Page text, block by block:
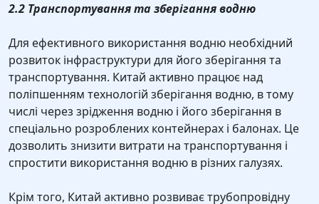
2.2 Транспортування та зберігання водню
Для ефективного використання водню необхідний
розвиток інфраструктури для його зберігання та
транспортування. Китай активно працює над
поліпшенням технологій зберігання водню, в тому
числі через зрідження водню і його зберігання в
спеціально розроблених контейнерах і балонах. Це
дозволить знизити витрати на транспортування і
спростити використання водню в різних галузях.
Крім того, Китай активно розвиває трубопровідну